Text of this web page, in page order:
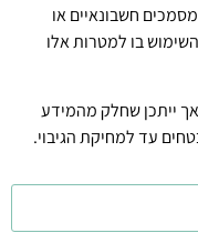
חשבונאיים או
השימוש בו למטרות אלו
ייתכן שחלק מהמידע
עד למחיקת הגיבוי.